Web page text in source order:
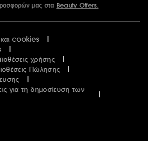
μας στα Beauty Offers.
cookies
χρήσης
Πώλησης
για τη δημοσίευση των